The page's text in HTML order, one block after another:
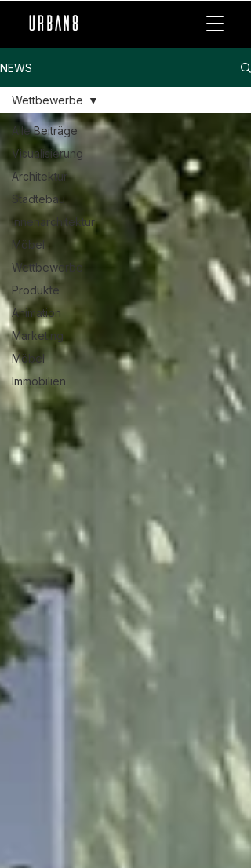
NEWS
Alle Beiträge
Visualisierung
Architektur
Städtebau
Innenarchitektur
Möbel
Wettbewerbe
Produkte
Animation
Marketing
Möbel
Immobilien
Wettbewerbe